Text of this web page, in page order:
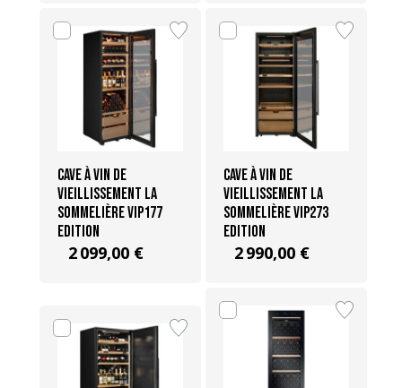
Cave à vin de
vieillissement La
Sommelière VIP177
EDITION
2 099,00 €
Cave à vin de
Vieillissement La
Sommelière VIP273
EDITION
2 990,00 €